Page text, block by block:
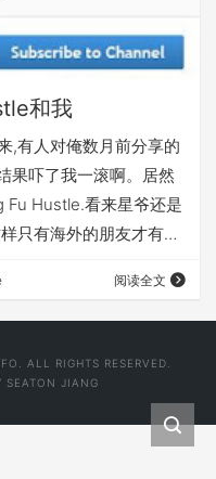
和我
,有人对俺数月前分享的
果吓了我一滚啊。居然
Fu Hustle.看来星爷还是
只有海外的朋友才有福
越狱高清版的时候才
。可惜.以后有机会再
阅读全文
ALL RIGHTS RESERVED.
SEATON JIANG